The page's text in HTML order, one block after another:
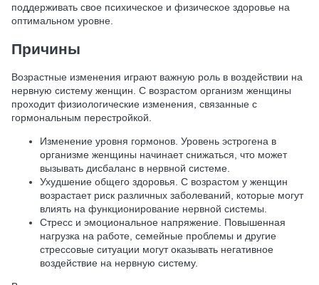
поддерживать свое психическое и физическое здоровье на
оптимальном уровне.
Причины
Возрастные изменения играют важную роль в воздействии на
нервную систему женщин. С возрастом организм женщины
проходит физиологические изменения, связанные с
гормональным перестройкой.
Изменение уровня гормонов. Уровень эстрогена в
организме женщины начинает снижаться, что может
вызывать дисбаланс в нервной системе.
Ухудшение общего здоровья. С возрастом у женщин
возрастает риск различных заболеваний, которые могут
влиять на функционирование нервной системы.
Стресс и эмоциональное напряжение. Повышенная
нагрузка на работе, семейные проблемы и другие
стрессовые ситуации могут оказывать негативное
воздействие на нервную систему.